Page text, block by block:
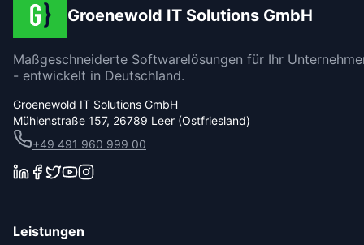
Groenewold IT Solutions GmbH
Maßgeschneiderte Softwarelösungen für Ihr
- entwickelt in Deutschland.
Groenewold IT Solutions GmbH
Mühlenstraße 157, 26789 Leer (Ostfriesland)
+49 491 960 999 00
Leistungen